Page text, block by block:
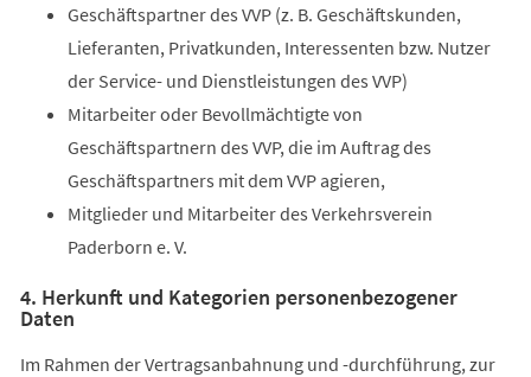
Geschäftspartner des VVP (z. B. Geschäftskunden,
Lieferanten, Privatkunden, Interessenten bzw. Nutzer
der Service- und Dienstleistungen des VVP)
Mitarbeiter oder Bevollmächtigte von
Geschäftspartnern des VVP, die im Auftrag des
Geschäftspartners mit dem VVP agieren,
Mitglieder und Mitarbeiter des Verkehrsverein
Paderborn e. V.
4. Herkunft und Kategorien personenbezogener
Daten
Im Rahmen der Vertragsanbahnung und -durchführung, zur